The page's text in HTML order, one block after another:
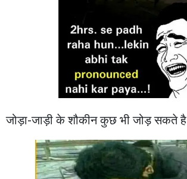
जोड़ा-जाड़ी के शौकीन कुछ भी जोड़ सकते है